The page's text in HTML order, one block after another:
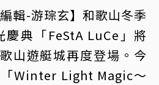
輯-游琮玄】和歌山冬季
典「FeStA LuCe」將
山遊艇城再度登場。今
Winter Light Magic～